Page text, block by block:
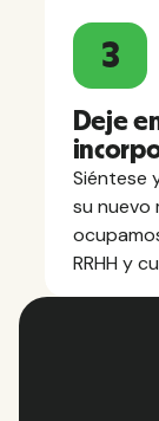
3
Deje
Siéntese
su nuevo
RRHH y